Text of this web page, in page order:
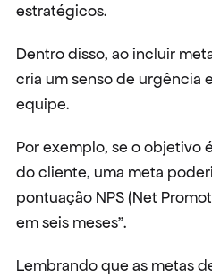
estratégicos.
Dentro disso, ao incluir
cria um senso de urgência
equipe.
Por exemplo, se o objetivo
do cliente, uma meta
pontuação NPS (Net
em seis meses".
Lembrando que as metas